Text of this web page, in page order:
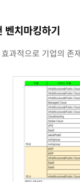
치마킹하기
과적으로 기업의 존